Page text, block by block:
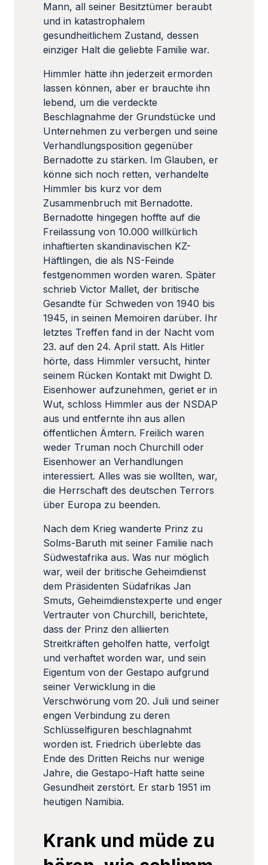
Mann, all seiner Besitztümer beraubt
und in katastrophalem
gesundheitlichem Zustand, dessen
einziger Halt die geliebte Familie war.
Himmler hätte ihn jederzeit ermorden
lassen können, aber er brauchte ihn
lebend, um die verdeckte
Beschlagnahme der Grundstücke und
Unternehmen zu verbergen und seine
Verhandlungsposition gegenüber
Bernadotte zu stärken. Im Glauben, er
könne sich noch retten, verhandelte
Himmler bis kurz vor dem
Zusammenbruch mit Bernadotte.
Bernadotte hingegen hoffte auf die
Freilassung von 10.000 willkürlich
inhaftierten skandinavischen KZ-
Häftlingen, die als NS-Feinde
festgenommen worden waren. Später
schrieb Victor Mallet, der britische
Gesandte für Schweden von 1940 bis
1945, in seinen Memoiren darüber. Ihr
letztes Treffen fand in der Nacht vom
23. auf den 24. April statt. Als Hitler
hörte, dass Himmler versucht, hinter
seinem Rücken Kontakt mit Dwight D.
Eisenhower aufzunehmen, geriet er in
Wut, schloss Himmler aus der NSDAP
aus und entfernte ihn aus allen
öffentlichen Ämtern. Freilich waren
weder Truman noch Churchill oder
Eisenhower an Verhandlungen
interessiert. Alles was sie wollten, war,
die Herrschaft des deutschen Terrors
über Europa zu beenden.
Nach dem Krieg wanderte Prinz zu
Solms-Baruth mit seiner Familie nach
Südwestafrika aus. Was nur möglich
war, weil der britische Geheimdienst
dem Präsidenten Südafrikas Jan
Smuts, Geheimdienstexperte und enger
Vertrauter von Churchill, berichtete,
dass der Prinz den alliierten
Streitkräften geholfen hatte, verfolgt
und verhaftet worden war, und sein
Eigentum von der Gestapo aufgrund
seiner Verwicklung in die
Verschwörung vom 20. Juli und seiner
engen Verbindung zu deren
Schlüsselfiguren beschlagnahmt
worden ist. Friedrich überlebte das
Ende des Dritten Reichs nur wenige
Jahre, die Gestapo-Haft hatte seine
Gesundheit zerstört. Er starb 1951 im
heutigen Namibia.
Krank und müde zu